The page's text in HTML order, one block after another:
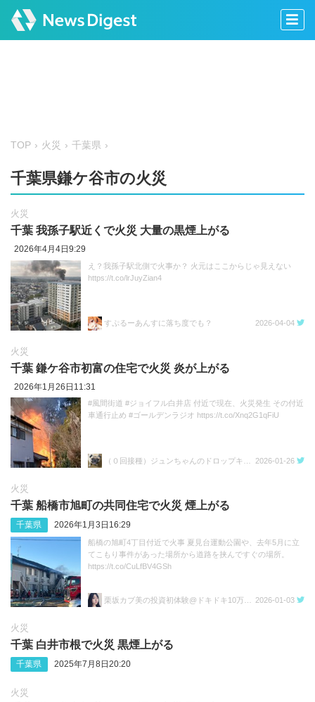
TOP 火災 千葉県
千葉県鎌ケ谷市の火災
火災
千葉 我孫子駅近くで火災 大量の黒煙上がる
2026年4月4日9:29
え？我孫子駅北側で火事か？ 火元はここからじゃ見えない
https://t.co/lrJuyZian4
すぷるーあんすに落ち度でも？ 2026-04-04
火災
千葉 鎌ケ谷市初富の住宅で火災 炎が上がる
2026年1月26日11:31
#風間街道 #ジョイフル白井店 付近で現在、火災発生 その付近
車通行止め #ゴールデンラジオ https://t.co/Xnq2G1qFiU
2026-01-26
火災
千葉 船橋市旭町の共同住宅で火災 煙上がる
千葉県 2026年1月3日16:29
船橋の旭町4丁目付近で火事 夏見台運動公園や、去年5月に立
てこもり事件があった場所から道路を挟んですぐの場所。
https://t.co/CuLfBV4GSh
2026-01-03
火災
千葉 白井市根で火災 黒煙上がる
千葉県 2025年7月8日20:20
火災